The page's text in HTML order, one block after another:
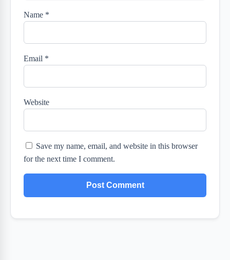
Name *
Email *
Website
Save my name, email, and website in this browser
for the next time I comment.